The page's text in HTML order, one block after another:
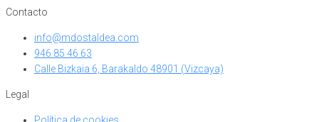
Contacto
info@mdostaldea.com
946 85 46 63
Calle Bizkaia 6, Barakaldo 48901 (Vizcaya)
Legal